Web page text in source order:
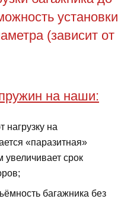
установки
(зависит от
на наши:
нагрузку на
«паразитная»
увеличивает срок
багажника без